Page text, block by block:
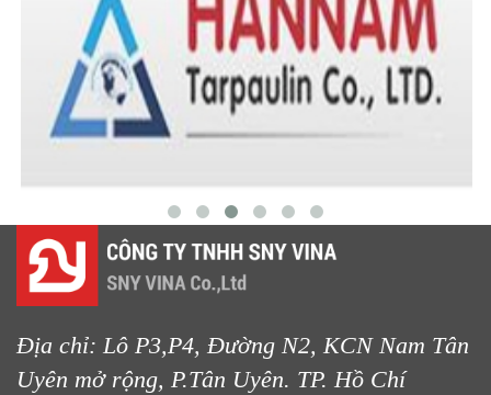
LƯỚI CHE NẮNG
LƯỚI CHẮN ĐỘNG VẬT
Địa chỉ: Lô P3,P4, Đường N2, KCN Nam Tân
Uyên mở rộng, P.Tân Uyên. TP. Hồ Chí